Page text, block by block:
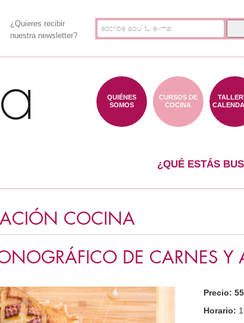
¿Quieres recibir
nuestra newsletter?
CURSOS DE
COCINA
QUIÉNES
SOMOS
¿QUÉ ESTÁS
COCINA
DE CARNES Y
Precio:
Horario: